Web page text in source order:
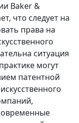
Baker &
что следует на
права на
ситуация
могут
патентной